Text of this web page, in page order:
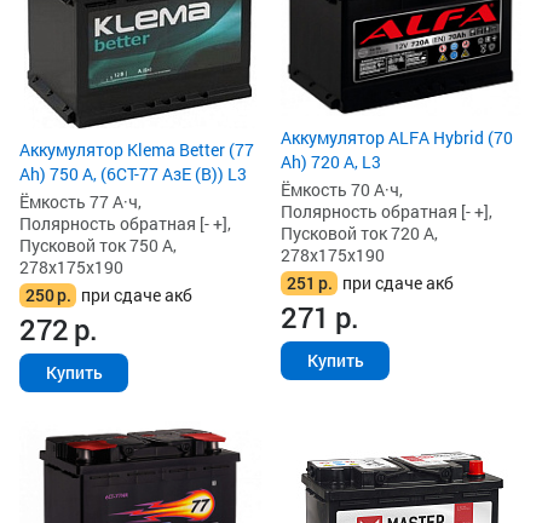
Аккумулятор Klema Better (77
Ah) 750 А, (6СТ-77 АзЕ (B)) L3
Ёмкость 77 А·ч,
Полярность обратная [- +],
Пусковой ток 750 А,
278x175x190
250р. при сдаче акб
272р.
Купить
Аккумулятор ALFA Hybrid (70
Ah) 720 А, L3
Ёмкость 70 А·ч,
Полярность обратная [- +],
Пусковой ток 720 А,
278x175x190
251 р. при сдаче акб
271 р.
Купить